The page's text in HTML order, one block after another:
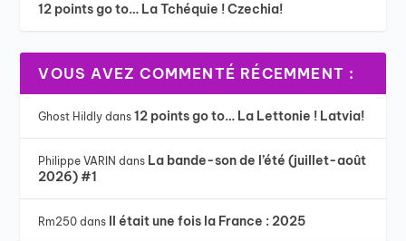
12 points go to… La Tchéquie ! Czechia!
VOUS AVEZ COMMENTÉ RÉCEMMENT :
Ghost Hildly dans12 points go to… La Lettonie ! Latvia!
Philippe VARIN dans La bande-son de l’été (juillet-août
2026) #1
Rm250 dans Il était une fois la France : 2025